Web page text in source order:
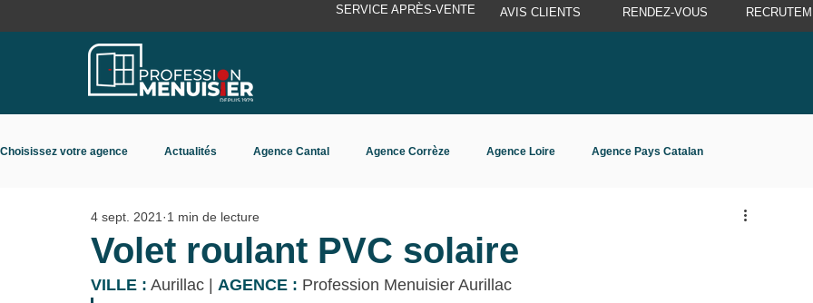
SERVICE APRÈS-VENTE AVIS CLIENTS RENDEZ-VOUS
Choisissez votre agence Actualités Agence Cantal Agence Corrèze Agence Loire Agence Pays Catalan
Agence Rhône Isère Agence Toulouse
Volet roulant PVC solaire
4 sept. 2021 1 min de lecture
VILLE : Aurillac | AGENCE : Profession Menuisier Aurillac